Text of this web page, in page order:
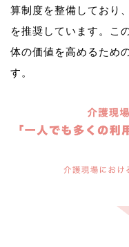
算制度を整備しており
を推奨しています。こ
体の価値を高めるため